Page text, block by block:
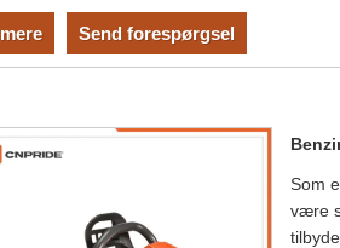
Send forespørgsel
Som
være